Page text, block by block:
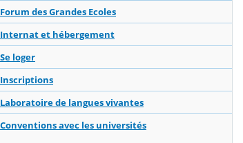
Forum des Grandes Ecoles
Internat et hébergement
Se loger
Inscriptions
Laboratoire de langues vivantes
Conventions avec les universités